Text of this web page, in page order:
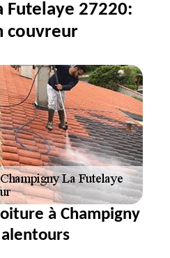
Futelaye 27220:
couvreur
à Champigny